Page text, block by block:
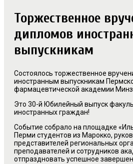
Торжественное
дипломов
выпускникам
Состоялось торжественное
иностранным выпускникам
фармацевтической академии
Это 30-й Юбилейный выпуск
иностранных граждан!
Событие собрало на площадке
Перми студентов из Марокко,
представителей региональных
преподавателей и сотрудников
отпраздновать успешное